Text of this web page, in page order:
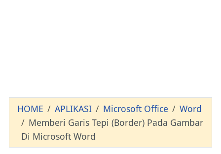
HOME APLIKASI Microsoft Office
Word
Memberi Garis Tepi (Border) Pada Gambar
Di Microsoft Word